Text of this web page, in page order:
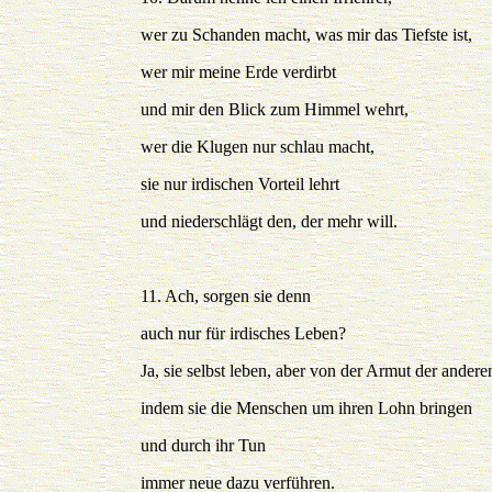
wer zu Schanden macht, was mir das Tiefste ist,
wer mir meine Erde verdirbt
und mir den Blick zum Himmel wehrt,
wer die Klugen nur schlau macht,
sie nur irdischen Vorteil lehrt
und niederschlägt den, der mehr will.
11. Ach, sorgen sie denn
auch nur für irdisches Leben?
Ja, sie selbst leben, aber von der Armut der
indem sie die Menschen um ihren Lohn bringen
und durch ihr Tun
immer neue dazu verführen.